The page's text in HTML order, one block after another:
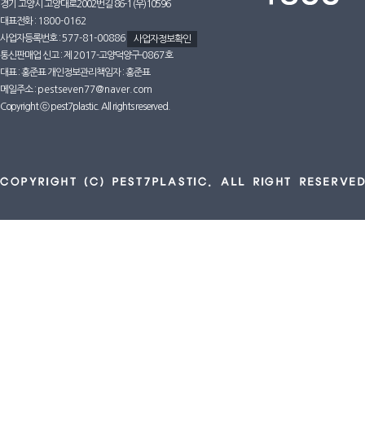
경기 고양시 고양대로2002번길 86-1 (우)10596
대표전화 : 1800-0162
사업자등록번호 : 577-81-00886
사업자정보확인
통신판매업 신고 : 제 2017-고양덕양구-0867호
대표 : 홍준표 개인정보관리책임자 : 홍준표
메일주소 : pestseven77@naver.com
Copyright ⓒ pest7plastic. All rights reserved.